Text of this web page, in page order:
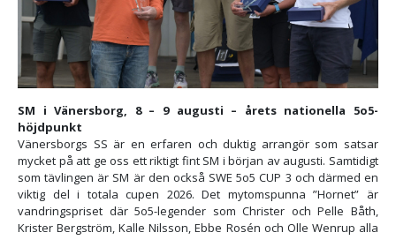
SM i Vänersborg, 8 – 9 augusti – årets nationella 5o5-
höjdpunkt
Vänersborgs SS är en erfaren och duktig arrangör som satsar
mycket på att ge oss ett riktigt fint SM i början av augusti. Samtidigt
som tävlingen är SM är den också SWE 5o5 CUP 3 och därmed en
viktig del i totala cupen 2026. Det mytomspunna ”Hornet” är
vandringspriset där 5o5-legender som Christer och Pelle Båth,
Krister Bergström, Kalle Nilsson, Ebbe Rosén och Olle Wenrup alla